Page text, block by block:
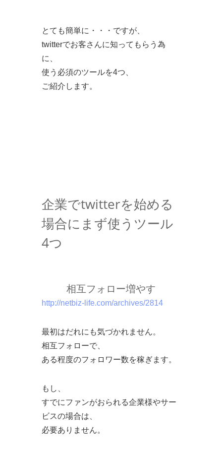
とても簡単に・・・ですが、
twitterでお客さんに知ってもらう為
に、
使う必須のツールを4つ、
ご紹介します。
企業でtwitterを始める
場合にまず使うツール
4つ
相互フォロー増やす
http://netbiz-life.com/archives/2814
最初はだれにも気づかれません。
相互フォローで、
ある程度のフォロワー数を稼ぎます。
もし、
すでにファンがおられる企業様やサー
ビスの場合は、
必要ありません。